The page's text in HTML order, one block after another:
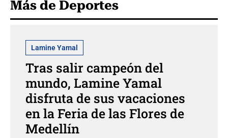
Más de Deportes
Lamine Yamal
Tras salir campeón del
mundo, Lamine Yamal
disfruta de sus vacaciones
en la Feria de las Flores de
Medellín